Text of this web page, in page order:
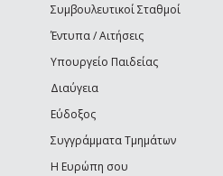
e-mail)
Συμβουλευτικοί Σταθμοί
Έντυπα / Αιτήσεις
Υπουργείο Παιδείας
Διαύγεια
Εύδοξος
Συγγράμματα Τμημάτων
Η Ευρώπη σου